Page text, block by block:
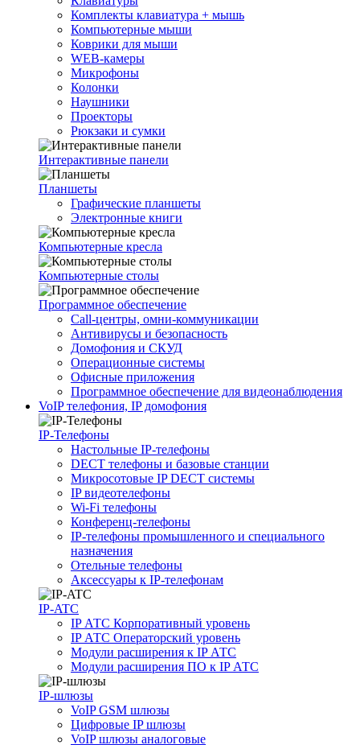
Комплекты клавиатура + мышь
Компьютерные мыши
Коврики для мыши
WEB-камеры
Микрофоны
Колонки
Наушники
Проекторы
Рюкзаки и сумки
Интерактивные панели
Планшеты
Графические планшеты
Электронные книги
Компьютерные кресла
Компьютерные столы
Программное обеспечение
Call-центры, омни-коммуникации
Антивирусы и безопасность
Домофония и СКУД
Операционные системы
Офисные приложения
Программное обеспечение для видеонаблюдения
VoIP телефония, IP домофония
IP-Телефоны
Настольные IP-телефоны
DECT телефоны и базовые станции
Микросотовые IP DECT системы
IP видеотелефоны
Wi-Fi телефоны
Конференц-телефоны
IP-телефоны промышленного и специального
назначения
Отельные телефоны
Аксессуары к IP-телефонам
IP-ATC
IP АТС Корпоративный уровень
IP АТС Операторский уровень
Модули расширения к IP АТС
Модули расширения ПО к IP АТС
IP-шлюзы
VoIP GSM шлюзы
Цифровые IP шлюзы
VoIP шлюзы аналоговые